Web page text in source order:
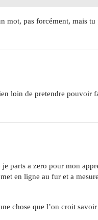
mot, pas forcément, mais
loin de pretendre pouvoir
parts a zero pour mon
en ligne au fur et a
chose que l’on croit